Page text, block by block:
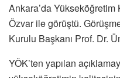
Ankara’da Yükseköğretim
Özvar ile görüştü.
Kurulu Başkanı Prof. Dr.
YÖK’ten yapılan